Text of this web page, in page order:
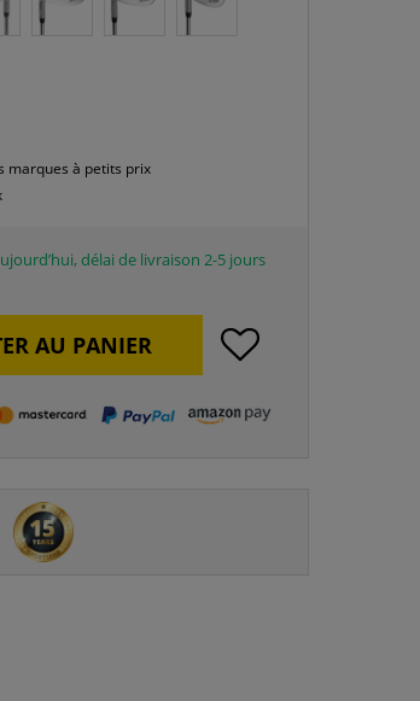
marques à petits prix
délai de livraison 2-5 jours
AU PANIER